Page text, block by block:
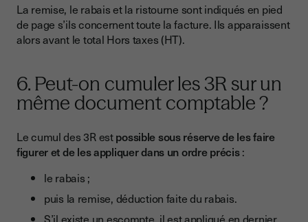
La remise, le rabais et la ristourne sont indiqués en pied
de page s’ils concernent toute la facture. Ils apparaissent
alors avant le total Hors taxes (HT).
6. Peut-on cumuler les 3R sur un
même document comptable ?
Le cumul des 3R estpossible sous réserve de les faire
figurer et de les appliquer dans un ordre précis:
le rabais ;
puis la remise, déduction faite du rabais.